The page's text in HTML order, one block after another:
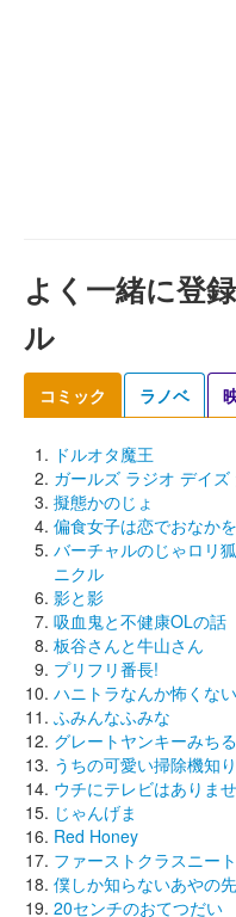
よく一緒に登
ル
コミック ラノベ
ドルオタ魔王
ガールズ ラジオ デイ
擬態かのじょ
偏食女子は恋でおなか
バーチャルのじゃロリ
ニクル
影と影
吸血鬼と不健康OLの話
板谷さんと牛山さん
プリフリ番長!
ハニトラなんか怖くな
ふみんなふみな
グレートヤンキーみち
うちの可愛い掃除機知
ウチにテレビはありま
じゃんげま
Red Honey
ファーストクラスニー
僕しか知らないあやの
20センチのおてつだい